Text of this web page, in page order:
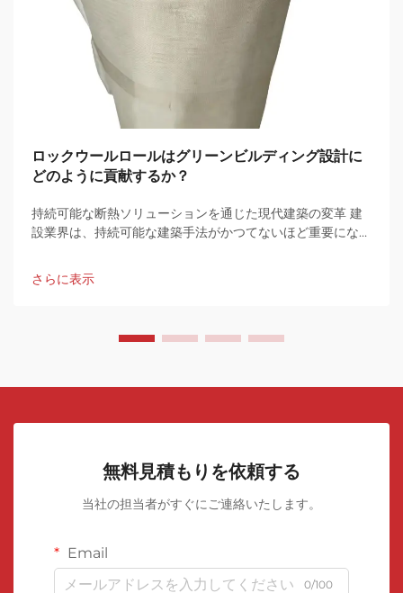
ロックウールロールはグリーンビルディング設計に
どのように貢献するか？
持続可能な断熱ソリューションを通じた現代建築の変革 建
設業界は、持続可能な建築手法がかつてないほど重要になっ
は、...があります。
さらに表示
無料見積もりを依頼する
当社の担当者がすぐにご連絡いたします。
Email
0/100